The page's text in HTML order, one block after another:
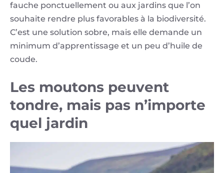
fauche ponctuellement ou aux jardins que l’on
souhaite rendre plus favorables à la biodiversité.
C’est une solution sobre, mais elle demande un
minimum d’apprentissage et un peu d’huile de
coude.
Les moutons peuvent
tondre, mais pas n’importe
quel jardin